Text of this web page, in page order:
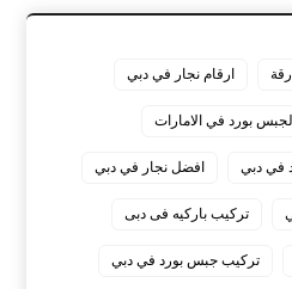
ارقام نجار في دبي
بورد في الامارات
في دبي افضل نجار في دبي
تركيب باركيه فى دبى
تركيب جبس بورد في دبي